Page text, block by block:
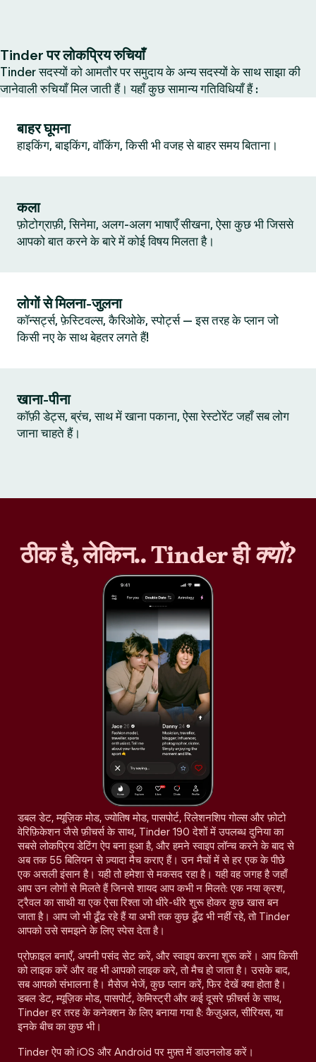
Tinder पर लोकप्रिय रुचियाँ
Tinder सदस्यों को आमतौर पर समुदाय के अन्य सदस्यों के साथ साझा की
जानेवाली रुचियाँ मिल जाती हैं। यहाँ कुछ सामान्य गतिविधियाँ हैं :
बाहर घूमना
हाइकिंग, बाइकिंग, वॉकिंग, किसी भी वजह से बाहर समय बिताना।
कला
फ़ोटोग्राफ़ी, सिनेमा, अलग-अलग भाषाएँ सीखना, ऐसा कुछ भी जिससे
आपको बात करने के बारे में कोई विषय मिलता है।
लोगों से मिलना-जुलना
कॉन्सर्ट्स, फ़ेस्टिवल्स, कैरिओके, स्पोर्ट्स — इस तरह के प्लान जो
किसी नए के साथ बेहतर लगते हैं!
खाना-पीना
कॉफ़ी डेट्स, ब्रंच, साथ में खाना पकाना, ऐसा रेस्टोरेंट जहाँ सब लोग
जाना चाहते हैं।
ठीक है, लेकिन.. Tinder हीक्यों?
डबल डेट, म्यूज़िक मोड, ज्योतिष मोड, पासपोर्ट, रिलेशनशिप गोल्स और फ़ोटो
वेरिफ़िकेशन जैसे फ़ीचर्स के साथ, Tinder 190 देशों में उपलब्ध दुनिया का
सबसे लोकप्रिय डेटिंग ऐप बना हुआ है, और हमने स्वाइप लॉन्च करने के बाद से
अब तक 55 बिलियन से ज़्यादा मैच कराए हैं। उन मैचों में से हर एक के पीछे
एक असली इंसान है। यही तो हमेशा से मकसद रहा है। यही वह जगह है जहाँ
आप उन लोगों से मिलते हैं जिनसे शायद आप कभी न मिलते: एक नया क्रश,
ट्रैवल का साथी या एक ऐसा रिश्ता जो धीरे-धीरे शुरू होकर कुछ खास बन
जाता है। आप जो भी ढूँढ रहे हैं या अभी तक कुछ ढूँढ भी नहीं रहे, तो Tinder
आपको उसे समझने के लिए स्पेस देता है।
प्रोफ़ाइल बनाएँ, अपनी पसंद सेट करें, और स्वाइप करना शुरू करें। आप किसी
को लाइक करें और वह भी आपको लाइक करे, तो मैच हो जाता है। उसके बाद,
सब आपको संभालना है। मैसेज भेजें, कुछ प्लान करें, फिर देखें क्या होता है।
डबल डेट, म्यूज़िक मोड, पासपोर्ट, केमिस्ट्री और कई दूसरे फ़ीचर्स के साथ,
Tinder हर तरह के कनेक्शन के लिए बनाया गया है: कैज़ुअल, सीरियस, या
इनके बीच का कुछ भी।
Tinder ऐप को iOS और Android पर मुफ़्त में डाउनलोड करें।